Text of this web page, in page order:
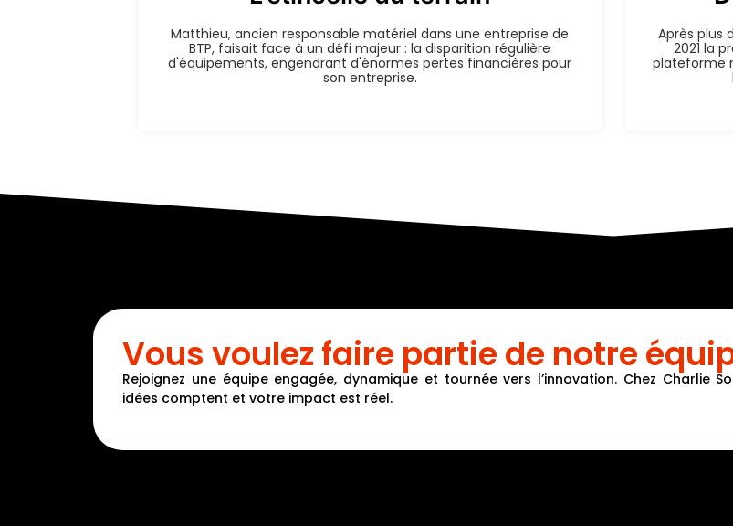
Matthieu, ancien responsable matériel dans une entreprise de
BTP, faisait face à un défi majeur : la disparition régulière
d'équipements, engendrant d'énormes pertes financières pour
son entreprise.
Après plus
2021 la
plateforme
Vous voulez faire partie de notre
Rejoignez une équipe engagée, dynamique et tournée vers l’innovation. Chez Charlie
idées comptent et votre impact est réel.